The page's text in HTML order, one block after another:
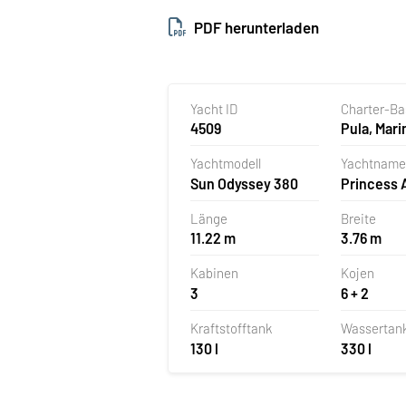
PDF herunterladen
Yacht ID
4509
Charter-
Pula,
Yachtmodell
Sun Odyssey 380
Yachtname
Princess
Länge
11.22 m
Breite
3.76 m
Kabinen
3
Kojen
6 + 2
Kraftstofftank
130 l 330 l